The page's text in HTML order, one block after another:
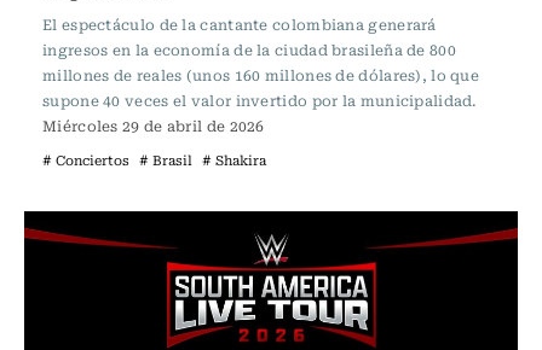
El espectáculo de la cantante colombiana generará
ingresos en la economía de la ciudad brasileña de 800
millones de reales (unos 160 millones de dólares), lo que
supone 40 veces el valor invertido por la municipalidad.
Miércoles 29 de abril de 2026
# Conciertos # Brasil # Shakira